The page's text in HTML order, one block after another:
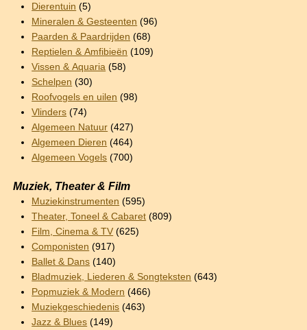
Dierentuin (5)
Mineralen & Gesteenten (96)
Paarden & Paardrijden (68)
Reptielen & Amfibieën (109)
Vissen & Aquaria (58)
Schelpen (30)
Roofvogels en uilen (98)
Vlinders (74)
Algemeen Natuur (427)
Algemeen Dieren (464)
Algemeen Vogels (700)
Muziek, Theater & Film
Muziekinstrumenten (595)
Theater, Toneel & Cabaret (809)
Film, Cinema & TV (625)
Componisten (917)
Ballet & Dans (140)
Bladmuziek, Liederen & Songteksten (643)
Popmuziek & Modern (466)
Muziekgeschiedenis (463)
Jazz & Blues (149)